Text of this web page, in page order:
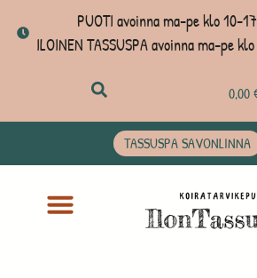
PUOTI avoinna ma-pe klo 10-
ILOINEN TASSUSPA avoinna ma-pe
0,00
TASSUSPA SAVONLINNA